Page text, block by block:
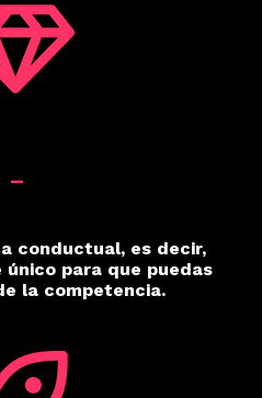
conductual, es decir,
para que puedas
la competencia.